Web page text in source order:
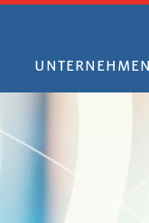
UNTERNEHMEN